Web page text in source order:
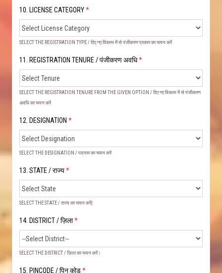
10. LICENSE CATEGORY*
SELECT THE REGISTRATION TYPE / दिए गए विकल्प में से पंजीकरण प्रकार का चयन करें
11. REGISTRATION TENURE / पंजीकरण अवधि*
SELECT THE REGISTRATION TENURE FROM THE GIVEN OPTION / दिए गए विकल्प में से पंजीकरण
अवधि का चयन करें
12. DESIGNATION *
SELECT THE DESIGNATION / पदनाम का चयन करें
13. STATE / राज्य*
SELECT THE STATE / राज्य का चयन करें|
14. DISTRICT / ज़िला*
SELECT THE DISTRICT / ज़िला का चयन करें।
15. PINCODE / पिन कोड*